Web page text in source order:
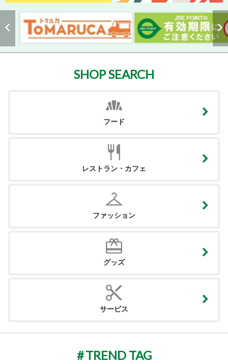
SHOP SEARCH
フード
レストラン・カフェ
ファッション
グッズ
サービス
TREND TAG